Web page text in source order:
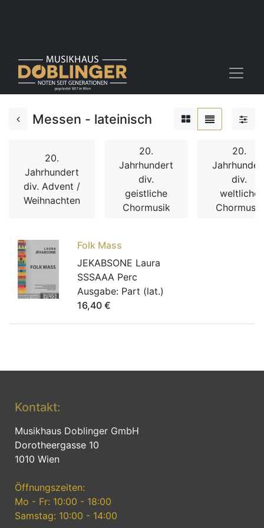
Messen - lateinisch
20.
Jahrhundert
div. Advent /
Weihnachten
20.
Jahrhundert
div.
geistliche
Chormusik
20.
div.
weltliche
Chormusik
Folk Mass
JEKABSONE Laura
SSSAAA Perc
Ausgabe: Part (lat.)
16,40 €
Kontakt:
Musikhaus Doblinger GmbH
Dorotheergasse 10
1010 Wien
Öffnungszeiten:
Mo - Fr: 10:00 - 18:00
Samstag: 10:00 - 14:00